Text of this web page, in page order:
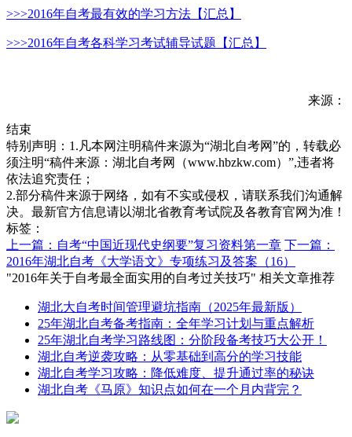
>>>2016年自考最有效的学习方法【汇总】
>>>2016年自考各科学习考试辅导试题【汇总】
来源：
结束
特别声明：1.凡本网注明稿件来源为“湖北自考网”的，转载必
须注明“稿件来源：湖北自考网（www.hbzkw.com）”,违者将
依法追究责任；
2.部分稿件来源于网络，如有不实或侵权，请联系我们沟通解
决。最新官方信息请以湖北省教育考试院及各教育官网为准！
标签：
上一篇：自考“中国近现代史纲要”复习资料第一章 下一篇：
2016年湖北自考《大学语文》专项练习及答案（16）
"2016年关于自考最全面实用的自考过关技巧" 相关文章推荐
湖北大自考时间管理避坑指南（2025年最新版）
25年湖北自考备考指南：全年学习计划与重点解析
25年湖北自考学习路线图：分阶段备考技巧大公开！
湖北自考逆袭攻略：从零基础到高分的学习技能
湖北自考学习攻略：降低难度、提升通过率的秘诀
湖北自考《马原》知识点如何在一个月内背完？